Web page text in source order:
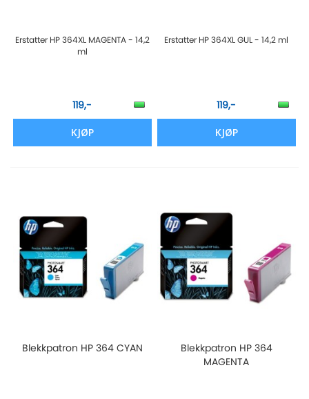
Erstatter HP 364XL MAGENTA - 14,2
ml
119,-
KJØP
Erstatter HP 364XL GUL - 14,2 ml
119,-
KJØP
Blekkpatron HP 364 CYAN
Blekkpatron HP 364
MAGENTA